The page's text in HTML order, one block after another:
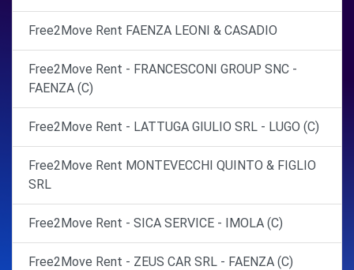
Free2Move Rent FAENZA LEONI & CASADIO
Free2Move Rent - FRANCESCONI GROUP SNC -
FAENZA (C)
Free2Move Rent - LATTUGA GIULIO SRL - LUGO (C)
Free2Move Rent MONTEVECCHI QUINTO & FIGLIO
SRL
Free2Move Rent - SICA SERVICE - IMOLA (C)
Free2Move Rent - ZEUS CAR SRL - FAENZA (C)